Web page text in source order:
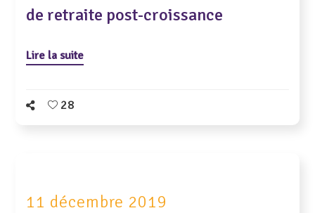
de retraite post-croissance
Lire la suite
28
11 décembre 2019